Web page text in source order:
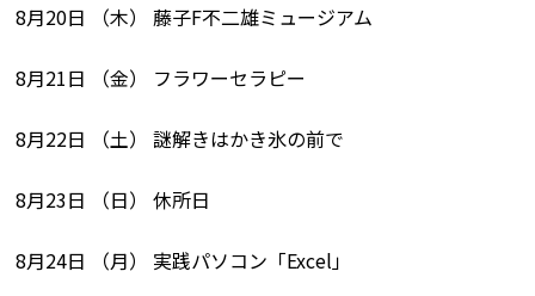
8月20日 （木） 藤子F不二雄ミュージアム
8月21日 （金） フラワーセラピー
8月22日 （土） 謎解きはかき氷の前で
8月23日 （日） 休所日
8月24日 （月） 実践パソコン「Excel」